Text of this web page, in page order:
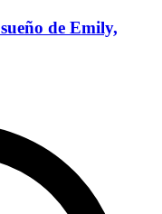
de Emily,